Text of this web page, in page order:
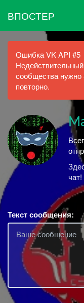
ВПОСТЕР
Ошибка VK API #5
сообщества нужно
повторно.
чат!
Текст сообщения: